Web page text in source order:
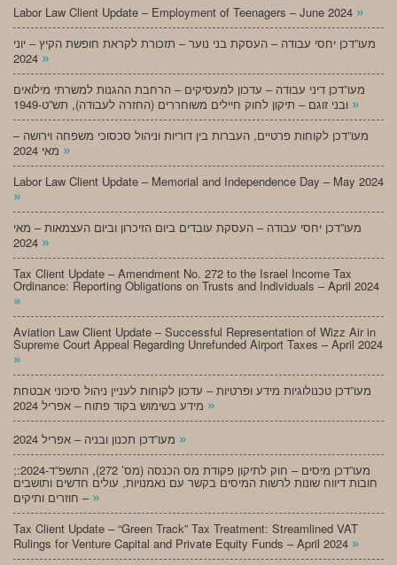
Labor Law Client Update – Employment of Teenagers – June 2024 »
מעו”דכן יחסי עבודה – העסקת בני נוער – תזכורת לקראת חופשת הקיץ – יוני
»
מעו”דכן דיני עבודה – עדכון למעסיקים – הרחבת ההגנות למשרתי מילואים
»
מעו”דכן לקוחות פרטיים, העברות בין דוריות וניהול סכסוכי משפחה וירושה –
»
Labor Law Client Update – Memorial and Independence Day – May 2024
»
מעו”דכן יחסי עבודה – העסקת עובדים ביום הזיכרון וביום העצמאות – מאי
»
Tax Client Update – Amendment No. 272 to the Israel Income Tax
Ordinance: Reporting Obligations on Trusts and Individuals – April 2024
»
Aviation Law Client Update – Successful Representation of Wizz Air in
Supreme Court Appeal Regarding Unrefunded Airport Taxes – April 2024
»
מעו”דכן טכנולוגיות מידע ופרטיות – עדכון לקוחות לעניין ניהול סיכוני אבטחת
»
»
;מעו”דכן מיסים – חוק לתיקון פקודת מס הכנסה (מס’ 272), התשפ”ד-2024:
חובות דיווח שונות לרשות המיסים בקשר עם נאמנויות, עולים חדשים ותושבים
חוזרים ותיקים – »
Tax Client Update – “Green Track” Tax Treatment: Streamlined VAT
Rulings for Venture Capital and Private Equity Funds – April 2024 »